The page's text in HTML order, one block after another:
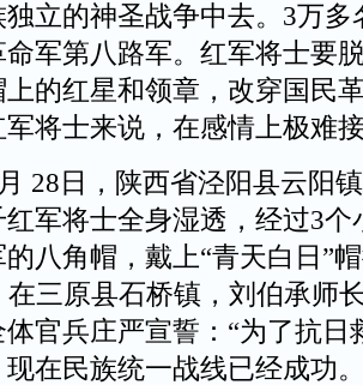
立的神圣战争中去。3万多
军第八路军。红军将士要
的红星和领章，改穿国民
将士来说，在感情上极难
日，陕西省泾阳县云阳镇
军将士全身湿透，经过3个
八角帽，戴上“青天白日”
在三原县石桥镇，刘伯承师
官兵庄严宣誓：“为了抗日
在民族统一战线已经成功